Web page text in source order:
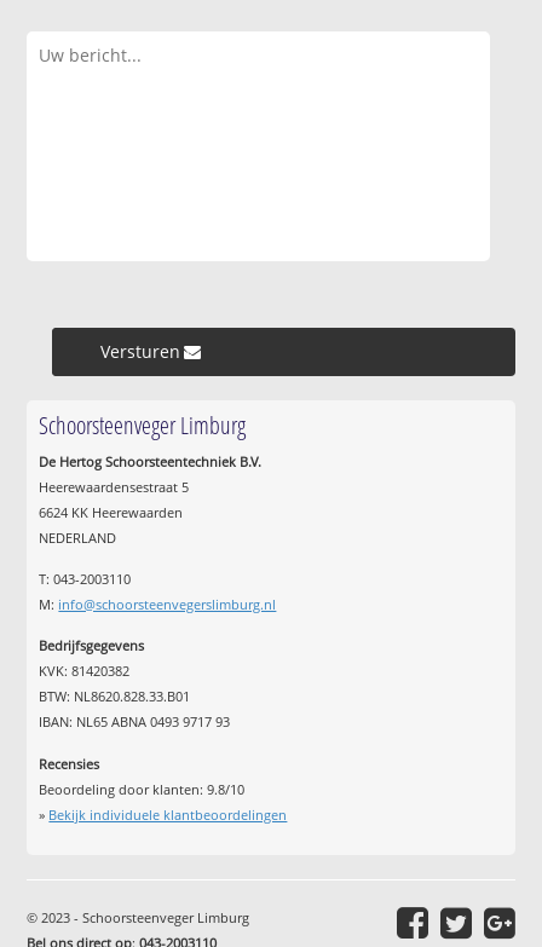
Versturen »
Schoorsteenveger Limburg
De Hertog Schoorsteentechniek B.V.
Heerewaardensestraat 5
6624 KK Heerewaarden
NEDERLAND
T: 043-2003110
M: info@schoorsteenvegerslimburg.nl
Bedrijfsgegevens
KVK: 81420382
BTW: NL8620.828.33.B01
IBAN: NL65 ABNA 0493 9717 93
Recensies
Beoordeling door klanten:9.8/10
» Bekijk individuele klantbeoordelingen
© 2023 - Schoorsteenveger Limburg
Bel ons direct op:043-2003110